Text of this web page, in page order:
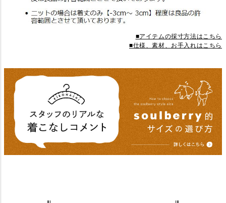
■アイテムの採寸方法はこちら
■仕様、素材、お手入れはこちら